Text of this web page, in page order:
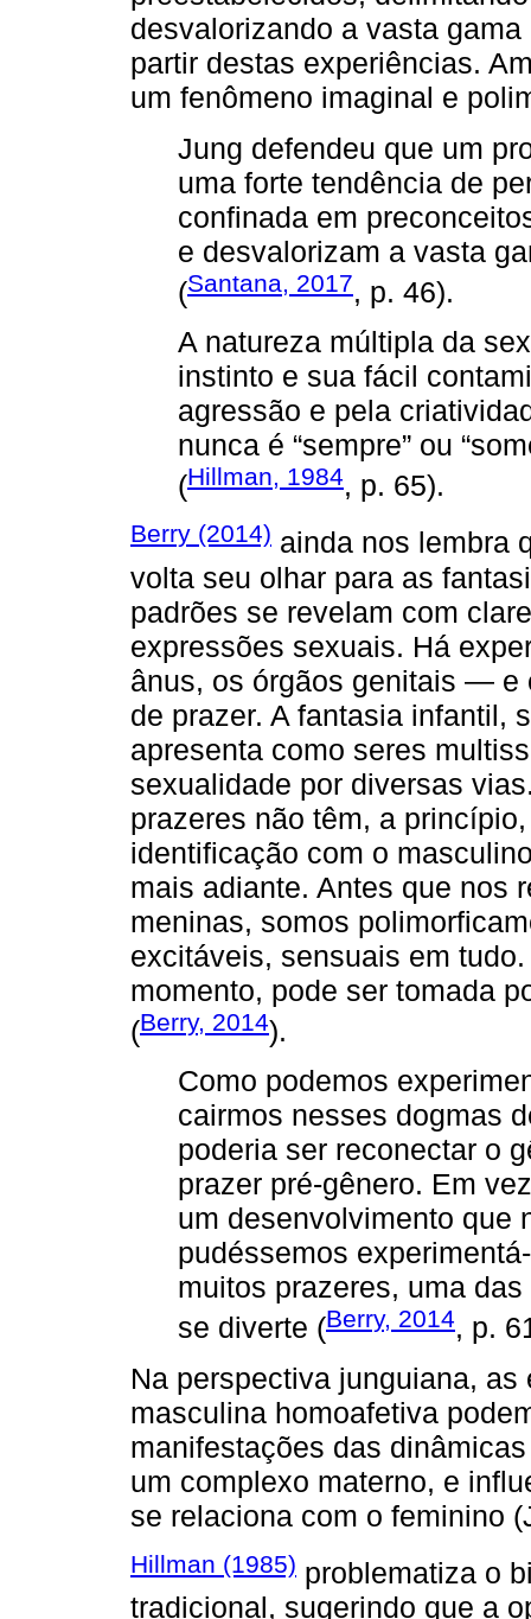
desvalorizando a vasta
partir destas experiências.
um fenômeno imaginal e
Jung defendeu que um
uma forte tendência de
confinada em
e desvalorizam a vasta
(Santana, 2017, p. 46).
A natureza múltipla da
instinto e sua fácil
agressão e pela
nunca é “sempre” ou
(Hillman, 1984, p. 65).
Berry (2014) ainda nos lembra
volta seu olhar para as
padrões se revelam com
expressões sexuais. Há
ânus, os órgãos genitais — e
de prazer. A fantasia infantil,
apresenta como seres
sexualidade por diversas
prazeres não têm, a
identificação com o
mais adiante. Antes que nos
meninas, somos
excitáveis, sensuais em
momento, pode ser tomada
(Berry, 2014).
Como podemos
cairmos nesses dogmas
poderia ser reconectar o
prazer pré-gênero. Em
um desenvolvimento que
pudéssemos
muitos prazeres, uma
se diverte (Berry, 2014, p.
Na perspectiva junguiana,
masculina homoafetiva
manifestações das
um complexo materno, e
se relaciona com o feminino
Hillman (1985) problematiza o
tradicional, sugerindo que a